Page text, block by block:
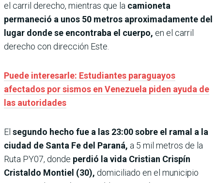
el carril derecho, mientras que la camioneta
permaneció a unos 50 metros aproximadamente del
lugar donde se encontraba el cuerpo, en el carril
derecho con dirección Este.
Puede interesarle: Estudiantes paraguayos
afectados por sismos en Venezuela piden ayuda de
las autoridades
El segundo hecho fue a las 23:00 sobre el ramal a la
ciudad de Santa Fe del Paraná, a 5 mil metros de la
Ruta PY07, donde perdió la vida Cristian Crispín
Cristaldo Montiel (30), domiciliado en el municipio